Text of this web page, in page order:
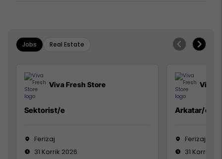
Jobs Real Estate
Viva Fresh Store
Sektorist/e
Ferizaj
31 Korrik 2026
Viva
Arkatar/e
Ferizaj
31 Korrik